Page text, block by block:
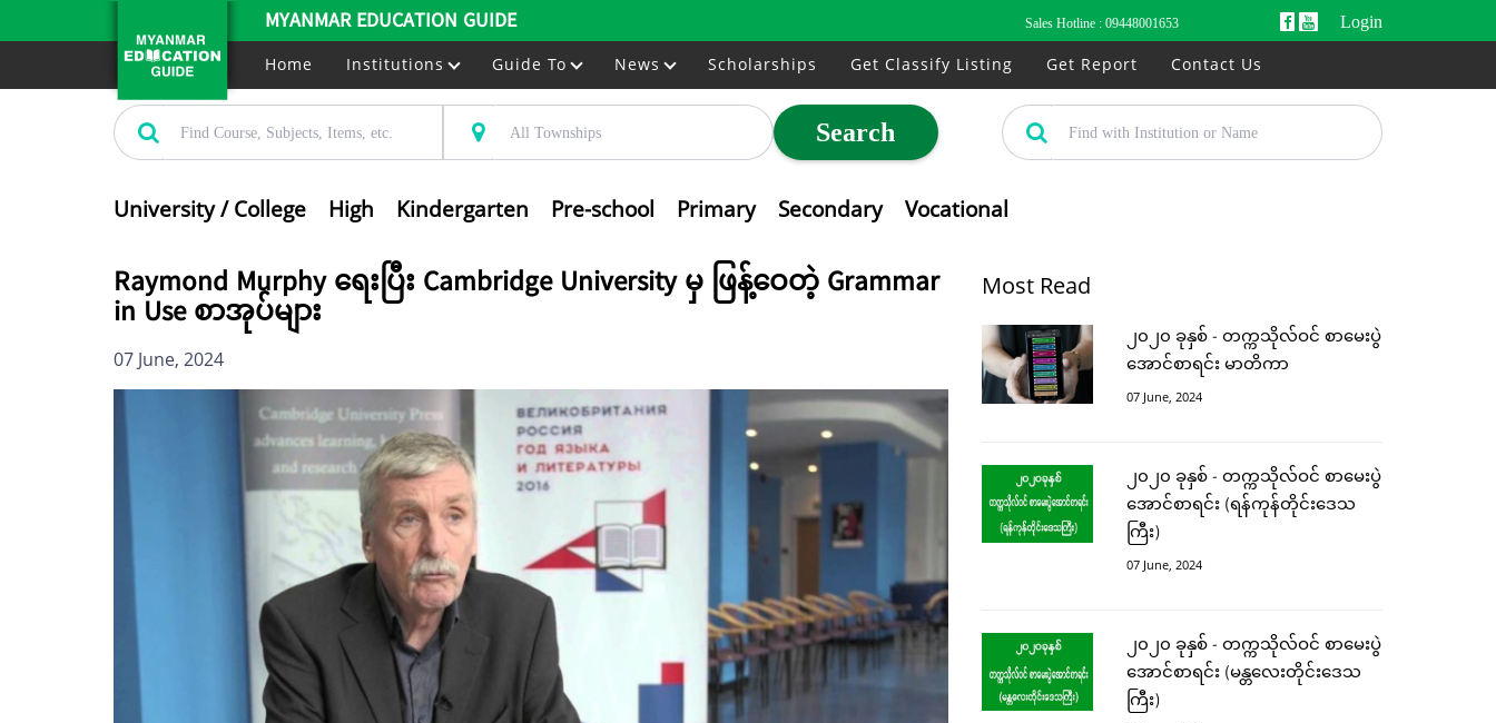
MYANMAR EDUCATION GUIDE Sales Hotline : 09448001653 Login
Home Institutions Guide To News Scholarships Get Classify Listing Get Report Contact Us
Search
University / College High Kindergarten Pre-school Primary Secondary Vocational
Raymond Murphy ရေးပြီး Cambridge University မှ ဖြန့်ဝေတဲ့ Grammar
in Use စာအုပ်များ
07 June, 2024
Most Read
၂၀၂၀ ခုနှစ် - တက္ကသိုလ်ဝင် စာမေးပွဲ
အောင်စာရင်း မာတိကာ
07 June, 2024
၂၀၂၀ ခုနှစ် - တက္ကသိုလ်ဝင် စာမေးပွဲ
အောင်စာရင်း (ရန်ကုန်တိုင်းဒေသ
ကြီး)
07 June, 2024
၂၀၂၀ ခုနှစ် - တက္ကသိုလ်ဝင် စာမေးပွဲ
အောင်စာရင်း (မန္တလေးတိုင်းဒေသ
ကြီး)